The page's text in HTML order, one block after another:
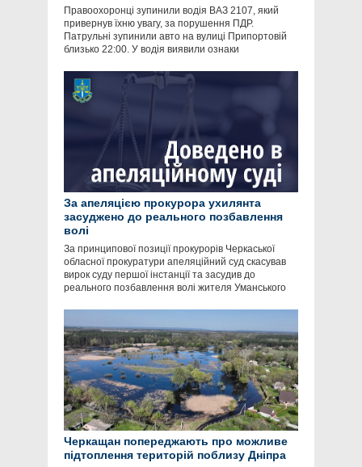
Правоохоронці зупинили водія ВАЗ 2107, який
привернув їхню увагу, за порушення ПДР.
Патрульні зупинили авто на вулиці Припортовій
близько 22:00. У водія виявили ознаки
За апеляцією прокурора ухилянта
засуджено до реального позбавлення
волі
За принципової позиції прокурорів Черкаської
обласної прокуратури апеляційний суд скасував
вирок суду першої інстанції та засудив до
реального позбавлення волі жителя Уманського
Черкащан попереджають про можливе
підтоплення територій поблизу Дніпра